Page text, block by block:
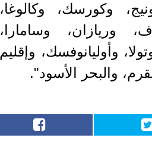
وكورسك، وكالوغا،
وريازان، وسامارا،
وأوليانوفسك، وإقليم
والبحر الأسود".